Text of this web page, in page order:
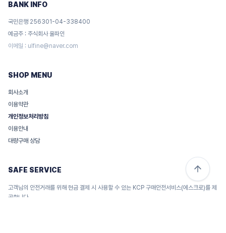
BANK INFO
국민은행 256301-04-338400
예금주 : 주식회사 울파인
이메일 : ulfine@naver.com
SHOP MENU
회사소개
이용약관
개인정보처리방침
이용안내
대량구매 상담
SAFE SERVICE
고객님의 안전거래를 위해 현금 결제 시 사용할 수 있는 KCP 구매안전서비스(에스크로)를 제
공합니다.